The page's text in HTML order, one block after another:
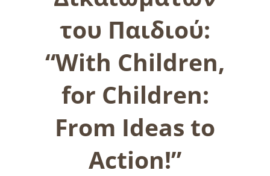
του Παιδιού:
“With Children,
for Children:
From Ideas to
Action!”